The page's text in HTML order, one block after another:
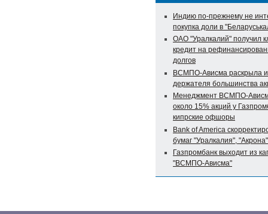
Индию по-прежнему не
покупка доли в
ОАО "Уралкалий" получил
кредит на
долгов
ВСМПО-Ависма раскрыла
держателя большинства
Менеджмент ВСМПО-
около 15% акций у
кипрские офшоры
Bank of America
бумаг "Уралкалия",
Газпромбанк выходит из
"ВСМПО-Ависма"